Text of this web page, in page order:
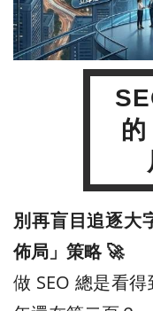
別再盲目追逐大
佈局」策略 🚀
做 SEO 總是看